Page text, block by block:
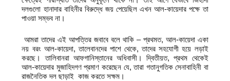
দলগুলো হানাদার বাহিনীর বিরুদ্ধে জয় পেয়েছিল এখন আল-কায়েদার পক্ষে তা
পাওয়া সম্ভব না।
আমরা তাদের এই আপত্তির জবাবে বলে থাকি – প্রথমত, আল-কায়েদা একা
নয় বরং আল-কায়েদা, তালেবানদের পাশে থেকে, তাদের সহযোগী হয়ে লড়াই
করছে। তালিবানরা আফগানিস্তানের অধিবাসী। দ্বিতীয়ত, প্রথম থেকেই
আল-কায়েদার মুজাহিদগণ প্রমাণ করেছেন যে, তারা গতানুগতিক সেনাবাহিনী বা
রাজনৈতিক দল ছাড়াই কাজ করতে সক্ষম।